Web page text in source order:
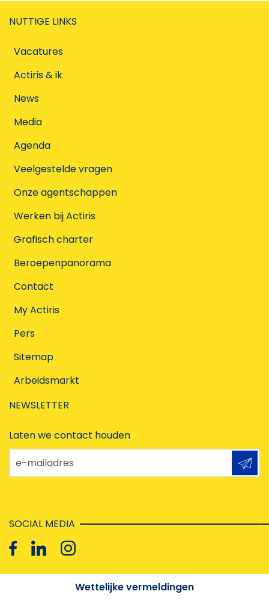
NUTTIGE LINKS
Vacatures
Actiris & ik
News
Media
Agenda
Veelgestelde vragen
Onze agentschappen
Werken bij Actiris
Grafisch charter
Beroepenpanorama
Contact
My Actiris
Pers
Sitemap
Arbeidsmarkt
NEWSLETTER
Laten we contact houden
e-mailadres
SOCIAL MEDIA
Wettelijke vermeldingen